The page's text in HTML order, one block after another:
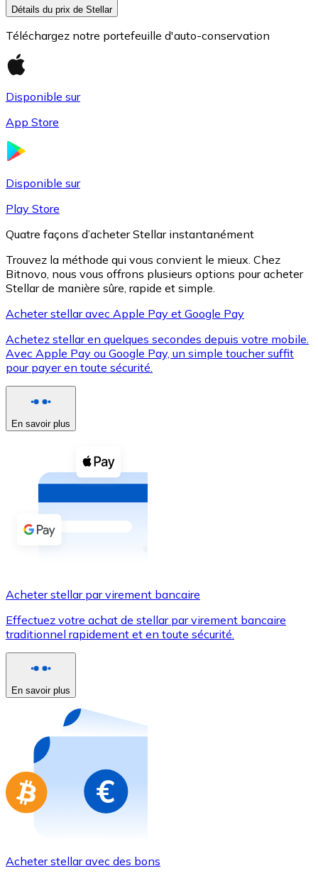
XRP
XRP
Voir toutes
Coupons crypto
Achetez des cryptomonnaies en espèces et d'autres
Acheter avec espèces
Virement SEPA
Utilisez les cartes Visa et Mastercard pour acheter
Acheter avec carte
Nouveau
Achetez des cartes-cadeaux de vos marques
Aller à la boutique de cartes-cadeaux
Détails du prix de Stellar
Téléchargez notre portefeuille d'auto-conservation
Disponible sur
App Store
Disponible sur
Play Store
Quatre façons d’acheter Stellar instantanément
Trouvez la méthode qui vous convient le mieux. Chez
Bitnovo, nous vous offrons plusieurs options pour acheter
Stellar de manière sûre, rapide et simple.
Acheter stellar avec Apple Pay et Google Pay
Achetez stellar en quelques secondes depuis votre mobile.
Avec Apple Pay ou Google Pay, un simple toucher suffit
pour payer en toute sécurité.
En savoir plus
Acheter stellar par virement bancaire
Effectuez votre achat de stellar par virement bancaire
traditionnel rapidement et en toute sécurité.
En savoir plus
Acheter stellar avec des bons